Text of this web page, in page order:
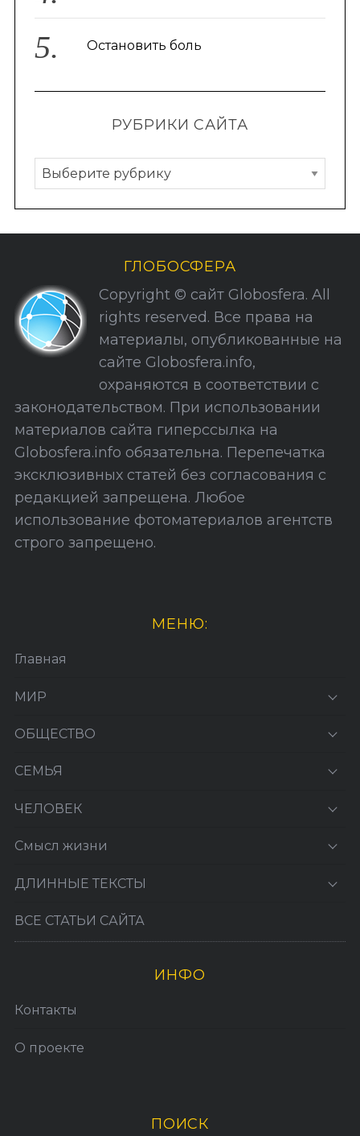
Остановить боль
РУБРИКИ САЙТА
Р
у
б
р
и
С
а
а
ГЛОБОСФЕРА
Copyright © сайт Globosfera. All
rights reserved. Все права на
материалы, опубликованные на
сайте Globosfera.info,
охраняются в соответствии с
законодательством. При использовании
материалов сайта гиперссылка на
Globosfera.info обязательна. Перепечатка
эксклюзивных статей без согласования с
редакцией запрещена. Любое
использование фотоматериалов агентств
строго запрещено.
МЕНЮ:
Главная
МИР
ОБЩЕСТВО
СЕМЬЯ
ЧЕЛОВЕК
Смысл жизни
ДЛИННЫЕ ТЕКСТЫ
ВСЕ СТАТЬИ САЙТА
ИНФО
Контакты
О проекте
ПОИСК